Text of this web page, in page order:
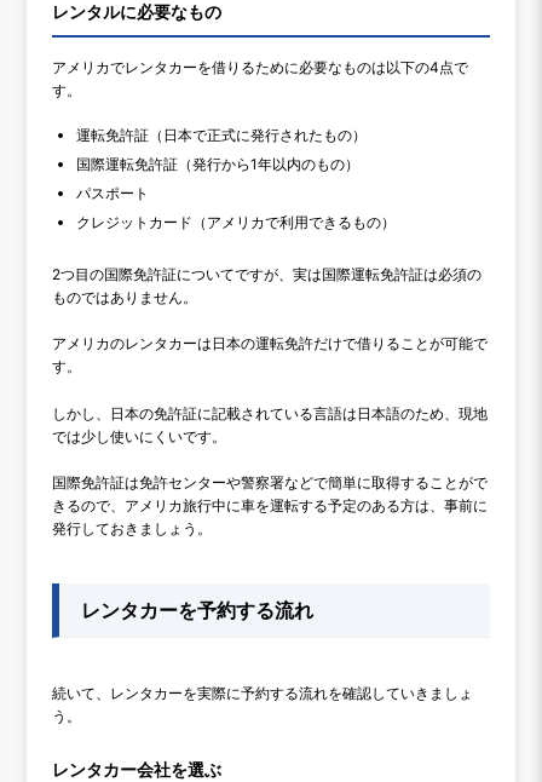
レンタルに必要なもの
アメリカでレンタカーを借りるために必要なものは以下の4点で
す。
運転免許証（日本で正式に発行されたもの）
国際運転免許証（発行から1年以内のもの）
パスポート
クレジットカード（アメリカで利用できるもの）
2つ目の国際免許証についてですが、実は国際運転免許証は必須の
ものではありません。
アメリカのレンタカーは日本の運転免許だけで借りることが可能で
す。
しかし、日本の免許証に記載されている言語は日本語のため、現地
では少し使いにくいです。
国際免許証は免許センターや警察署などで簡単に取得することがで
きるので、アメリカ旅行中に車を運転する予定のある方は、事前に
発行しておきましょう。
レンタカーを予約する流れ
続いて、レンタカーを実際に予約する流れを確認していきましょ
う。
レンタカー会社を選ぶ